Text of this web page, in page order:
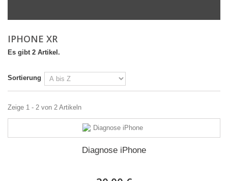
IPHONE XR
Es gibt 2 Artikel.
Sortierung
Zeige 1 - 2 von 2 Artikeln
Diagnose iPhone